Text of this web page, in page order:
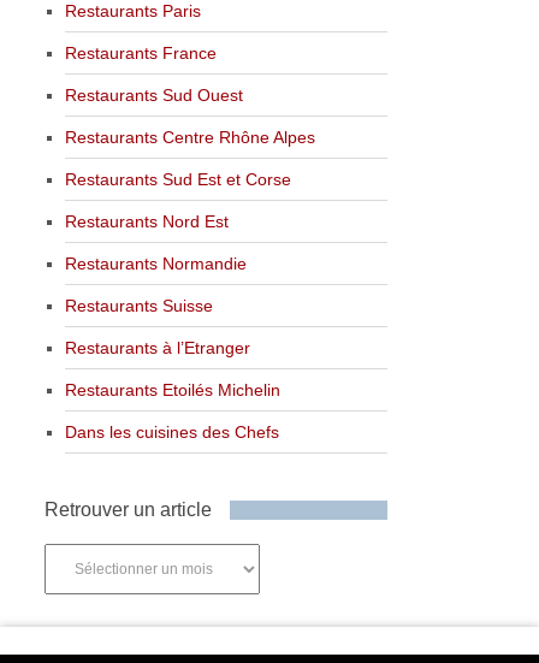
Restaurants Paris
Restaurants France
Restaurants Sud Ouest
Restaurants Centre Rhône Alpes
Restaurants Sud Est et Corse
Restaurants Nord Est
Restaurants Normandie
Restaurants Suisse
Restaurants à l’Etranger
Restaurants Etoilés Michelin
Dans les cuisines des Chefs
Retrouver un article